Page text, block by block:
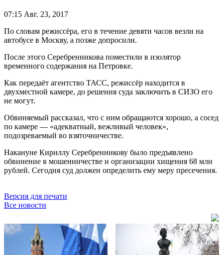
07:15 Авг. 23, 2017
По словам режиссёра, его в течение девяти часов везли на
автобусе в Москву, а позже допросили.
После этого Серебренникова поместили в изолятор
временного содержания на Петровке.
Как передаёт агентство ТАСС, режиссёр находится в
двухместной камере, до решения суда заключить в СИЗО его
не могут.
Обвиняемый рассказал, что с ним обращаются хорошо, а сосед
по камере — «адекватный, вежливый человек»,
подозреваемый во взяточничестве.
Накануне Кириллу Серебренникову было предъявлено
обвинение в мошенничестве и организации хищения 68 млн
рублей. Сегодня суд должен определить ему меру пресечения.
Версия для печати
Все новости